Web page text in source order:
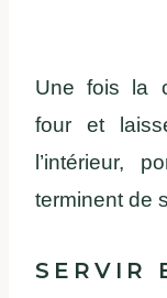
Une fois la
four et
l’intérieur,
terminent de
SERVIR